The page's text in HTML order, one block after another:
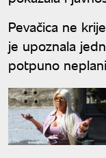
Pevačica ne
je upoznala
potpuno